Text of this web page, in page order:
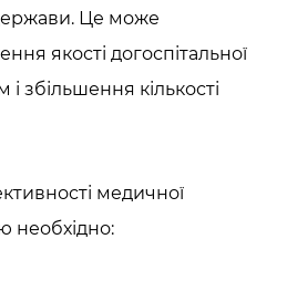
Це може
якості догоспітальної
збільшення кількості
медичної
необхідно: